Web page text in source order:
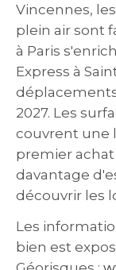
Vincennes,
plein air sont
à Paris
Express à
2027. Les
couvrent une
premier
davantage
découvrir les
Les
bien est